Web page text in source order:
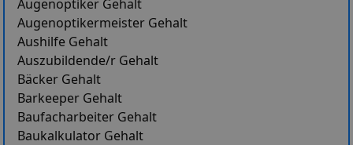
Augenoptiker Gehalt
Augenoptikermeister Gehalt
Aushilfe Gehalt
Auszubildende/r Gehalt
Bäcker Gehalt
Barkeeper Gehalt
Baufacharbeiter Gehalt
Baukalkulator Gehalt